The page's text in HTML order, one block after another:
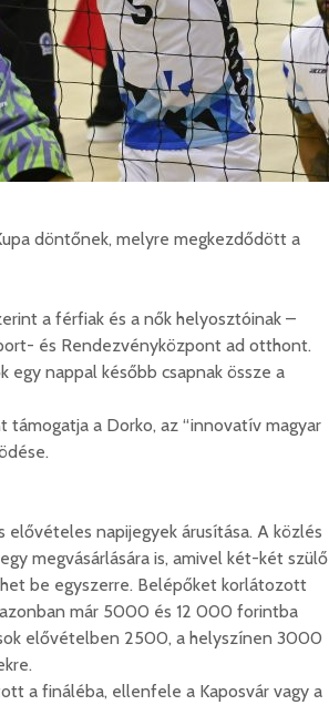
döntőnek, melyre megkezdődött a
a férfiak és a nők helyosztóinak –
és Rendezvényközpont ad otthont.
egy nappal később csapnak össze a
a Dorko, az “innovatív magyar
napijegyek árusítása. A közlés
megvásárlására is, amivel két-két szülő
be egyszerre. Belépőket korlátozott
már 5000 és 12 000 forintba
elővételben 2500, a helyszínen 3000
a fináléba, ellenfele a Kaposvár vagy a